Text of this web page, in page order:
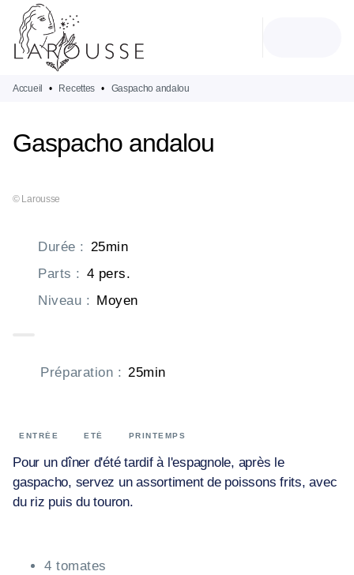
MENU
PIED DE PAGE
Accueil • Recettes • Gaspacho andalou
Gaspacho andalou
© Larousse
Durée : 25min
Parts : 4 pers.
Niveau : Moyen
Préparation : 25min
ENTRÉE ETÉ PRINTEMPS
Pour un dîner d'été tardif à l'espagnole, après le
gaspacho, servez un assortiment de poissons frits, avec
du riz puis du touron.
4 tomates